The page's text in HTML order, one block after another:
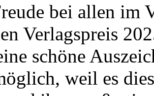
bei allen im
Verlagspreis
schöne
weil es